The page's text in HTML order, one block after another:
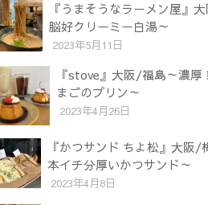
『うまそうなラーメン屋』
脳好クリーミー白湯～
2023年5月11日
『stove』大阪/福島～濃厚
まごのプリン～
2023年4月26日
『かつサンド ちよ松』大阪/
本イチ分厚いかつサンド～
2023年4月8日